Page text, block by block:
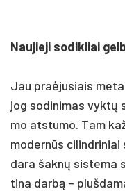
Nau­jie­ji so­dik­liai
Jau pra­ėju­siais
jog so­di­ni­mas vyktų
mo at­stu­mo. Tam
mo­dernūs
da­ra šaknų sis­te­ma
ti­na darbą –